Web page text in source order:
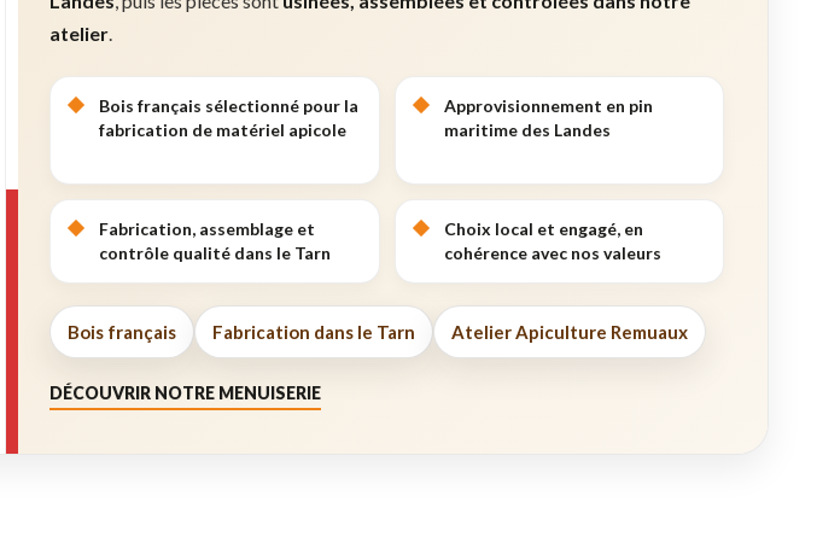
atelier
Bois français sélectionné pour la
fabrication de matériel apicole
Approvisionnement en pin
maritime des Landes
Fabrication, assemblage et
contrôle qualité dans le Tarn
Choix local et engagé, en
cohérence avec nos valeurs
Bois français Fabrication dans le Tarn Atelier Apiculture Remuaux
DÉCOUVRIR NOTRE MENUISERIE